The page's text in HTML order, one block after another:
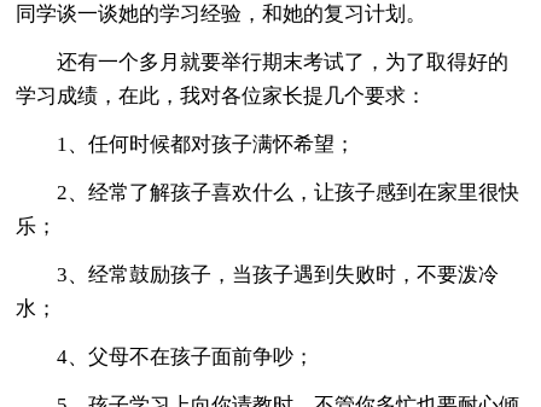
同学谈一谈她的学习经验，和她的复习计划。
还有一个多月就要举行期末考试了，为了取得好的
学习成绩，在此，我对各位家长提几个要求：
1、任何时候都对孩子满怀希望；
2、经常了解孩子喜欢什么，让孩子感到在家里很快
乐；
3、经常鼓励孩子，当孩子遇到失败时，不要泼冷
水；
4、父母不在孩子面前争吵；